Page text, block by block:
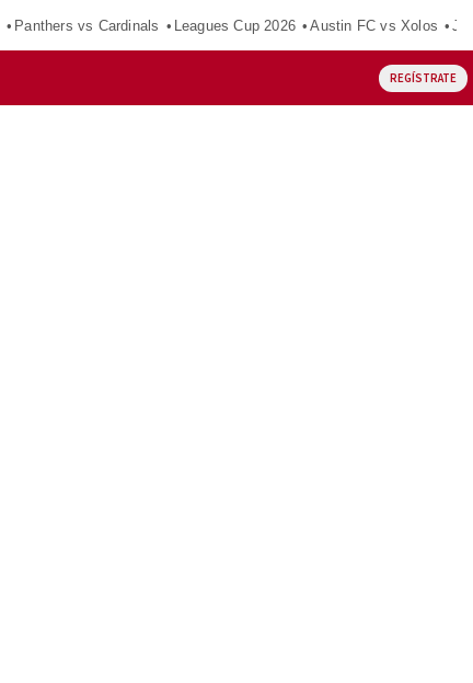
Panthers vs Cardinals Leagues Cup 2026 Austin FC vs Xolos
REGÍSTRATE